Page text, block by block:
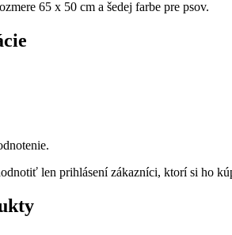
65 x 50 cm a šedej farbe pre psov.
len prihlásení zákazníci, ktorí si ho